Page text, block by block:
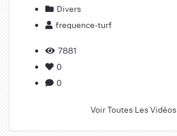
Divers
frequence-turf
7881
0
0
Voir Toutes Les Vidéos